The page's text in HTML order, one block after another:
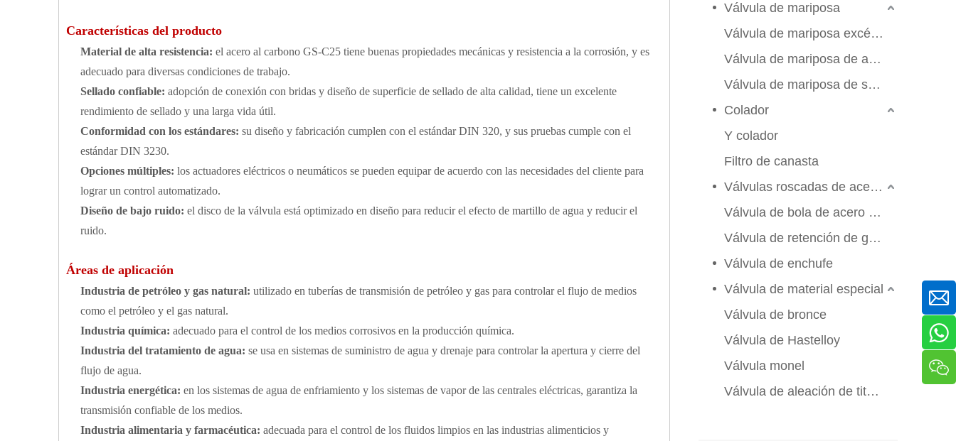
Características del producto
Material de alta resistencia: el acero al carbono GS-C25 tiene buenas propiedades mecánicas y resistencia a la corrosión, y es
adecuado para diversas condiciones de trabajo.
Sellado confiable: adopción de conexión con bridas y diseño de superficie de sellado de alta calidad, tiene un excelente
rendimiento de sellado y una larga vida útil.
Conformidad con los estándares: su diseño y fabricación cumplen con el estándar DIN 320, y sus pruebas cumple con el
estándar DIN 3230.
Opciones múltiples: los actuadores eléctricos o neumáticos se pueden equipar de acuerdo con las necesidades del cliente para
lograr un control automatizado.
Diseño de bajo ruido: el disco de la válvula está optimizado en diseño para reducir el efecto de martillo de agua y reducir el
ruido.
Áreas de aplicación
Industria de petróleo y gas natural: utilizado en tuberías de transmisión de petróleo y gas para controlar el flujo de medios
como el petróleo y el gas natural.
Industria química: adecuado para el control de los medios corrosivos en la producción química.
Industria del tratamiento de agua: se usa en sistemas de suministro de agua y drenaje para controlar la apertura y cierre del
flujo de agua.
Industria energética: en los sistemas de agua de enfriamiento y los sistemas de vapor de las centrales eléctricas, garantiza la
transmisión confiable de los medios.
Industria alimentaria y farmacéutica: adecuada para el control de los fluidos limpios en las industrias alimenticios y
Válvula de mariposa
Válvula de mariposa excéntrica triple
Válvula de mariposa de alto rendimiento
Válvula de mariposa de sello suave
Colador
Y colador
Filtro de canasta
Válvulas roscadas de acero inoxidable
Válvula de bola de acero inoxidable
Válvula de retención de globo de compuerta
Válvula de enchufe
Válvula de material especial
Válvula de bronce
Válvula de Hastelloy
Válvula monel
Válvula de aleación de titanio
En ingeniería marina, plataformas marinas y entornos